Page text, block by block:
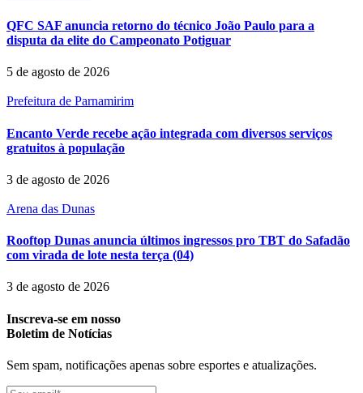
QFC SAF anuncia retorno do técnico João Paulo para a
disputa da elite do Campeonato Potiguar
5 de agosto de 2026
Prefeitura de Parnamirim
Encanto Verde recebe ação integrada com diversos serviços
gratuitos à população
3 de agosto de 2026
Arena das Dunas
Rooftop Dunas anuncia últimos ingressos pro TBT do Safadão
com virada de lote nesta terça (04)
3 de agosto de 2026
Inscreva-se em nosso
Boletim de Notícias
Sem spam, notificações apenas sobre esportes e atualizações.